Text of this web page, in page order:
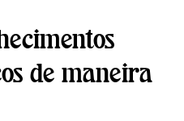
de maneira